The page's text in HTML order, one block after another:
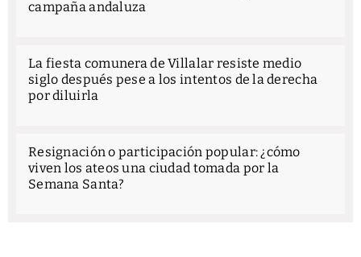
campaña andaluza
La fiesta comunera de Villalar resiste medio
siglo después pese a los intentos de la derecha
por diluirla
Resignación o participación popular: ¿cómo
viven los ateos una ciudad tomada por la
Semana Santa?